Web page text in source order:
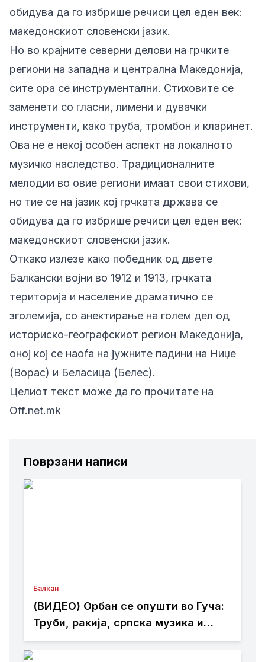
обидува да го избрише речиси цел еден век:
македонскиот словенски јазик.
Но во крајните северни делови на грчките
региони на западна и централна Македонија,
сите ора се инструментални. Стиховите се
заменети со гласни, лимени и дувачки
инструменти, како труба, тромбон и кларинет.
Ова не е некој особен аспект на локалното
музичко наследство. Традиционалните
мелодии во овие региони имаат свои стихови,
но тие се на јазик кој грчката држава се
обидува да го избрише речиси цел еден век:
македонскиот словенски јазик.
Откако излезе како победник од двете
Балкански војни во 1912 и 1913, грчката
територија и население драматично се
зголемија, со анектирање на голем дел од
историско-географскиот регион Македонија,
оној кој се наоѓа на јужните падини на Ниџе
(Ворас) и Беласица (Белес).
Целиот текст може да го прочитате на
Off.net.mk
Поврзани написи
Балкан
(ВИДЕО) Орбан се опушти во Гуча:
Труби, ракија, српска музика и
дружба